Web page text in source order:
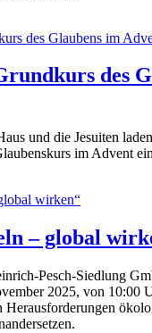
des
und die Jesuiten
im Advent
– global
Pesch-Siedlung
2025, von 10:00
Herausforderungen